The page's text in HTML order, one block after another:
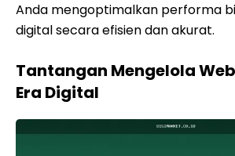
Anda mengoptimalkan performa
digital secara efisien dan akurat.
Tantangan Mengelola
Era Digital